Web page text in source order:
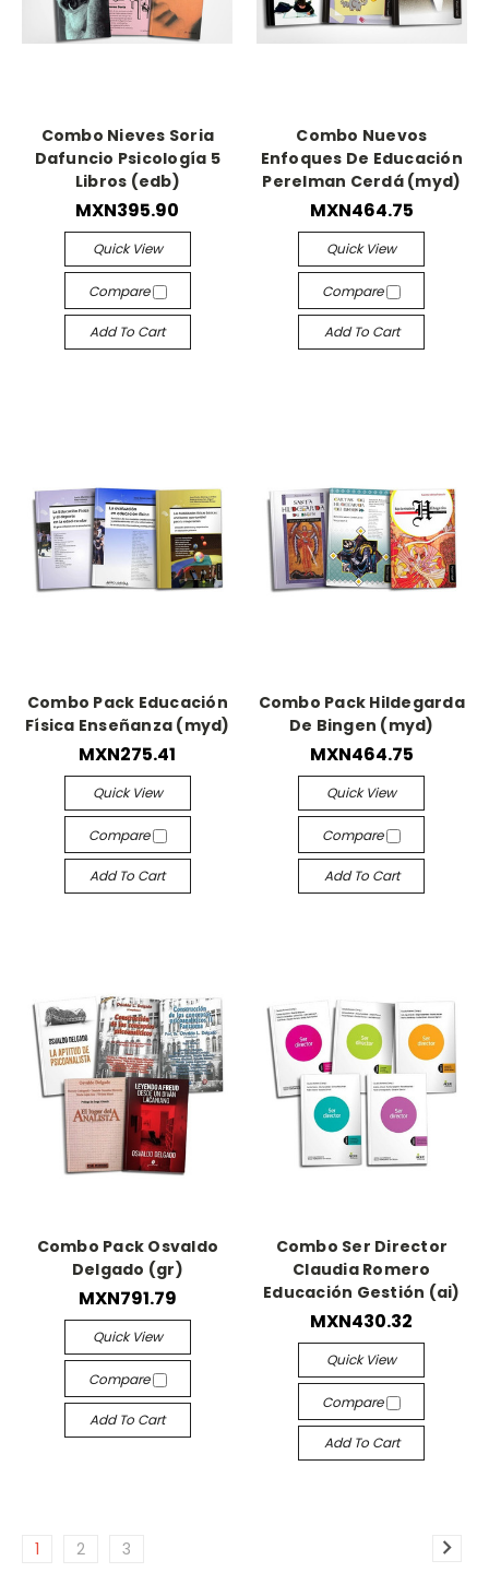
Combo Nieves Soria
Dafuncio Psicología 5
Libros (edb)
MXN395.90
Quick View
Compare
Add To Cart
Combo Nuevos
Enfoques De Educación
Perelman Cerdá (myd)
MXN464.75
Quick View
Compare
Add To Cart
Combo Pack Educación
Física Enseñanza (myd)
MXN275.41
Quick View
Compare
Add To Cart
Combo Pack Hildegarda
De Bingen (myd)
MXN464.75
Quick View
Compare
Add To Cart
Combo Pack Osvaldo
Delgado (gr)
MXN791.79
Quick View
Compare
Add To Cart
Combo Ser Director
Claudia Romero
Educación Gestión (ai)
MXN430.32
Quick View
Compare
Add To Cart
1 2 3